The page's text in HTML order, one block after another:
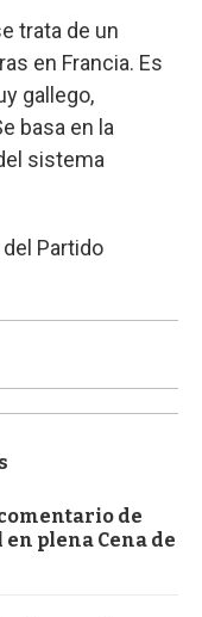
trata de un
en Francia. Es
gallego,
basa en la
sistema
Partido
de
plena Cena de